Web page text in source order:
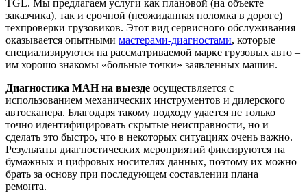
TGL. Мы предлагаем услуги как плановой (на объекте
заказчика), так и срочной (неожиданная поломка в дороге)
техпроверки грузовиков. Этот вид сервисного обслуживания
оказывается опытными мастерами-диагностами, которые
специализируются на рассматриваемой марке грузовых авто –
им хорошо знакомы «больные точки» заявленных машин.
Диагностика МАН на выезде осуществляется с
использованием механических инструментов и дилерского
автосканера. Благодаря такому подходу удается не только
точно идентифицировать скрытые неисправности, но и
сделать это быстро, что в некоторых ситуациях очень важно.
Результаты диагностических мероприятий фиксируются на
бумажных и цифровых носителях данных, поэтому их можно
брать за основу при последующем составлении плана
ремонта.